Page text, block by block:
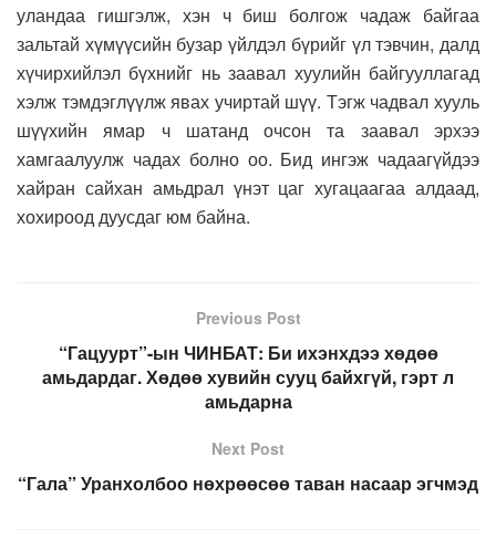
уландаа гишгэлж, хэн ч биш болгож чадаж байгаа
зальтай хүмүүсийн бузар үйлдэл бүрийг үл тэвчин, далд
хүчирхийлэл бүхнийг нь заавал хуулийн байгууллагад
хэлж тэмдэглүүлж явах учиртай шүү. Тэгж чадвал хууль
шүүхийн ямар ч шатанд очсон та заавал эрхээ
хамгаалуулж чадах болно оо. Бид ингэж чадаагүйдээ
хайран сайхан амьдрал үнэт цаг хугацаагаа алдаад,
хохироод дуусдаг юм байна.
Previous Post
“Гацуурт”-ын ЧИНБАТ: Би ихэнхдээ хөдөө
амьдардаг. Хөдөө хувийн сууц байхгүй, гэрт л
амьдарна
Next Post
“Гала” Уранхолбоо нөхрөөсөө таван насаар эгчмэд